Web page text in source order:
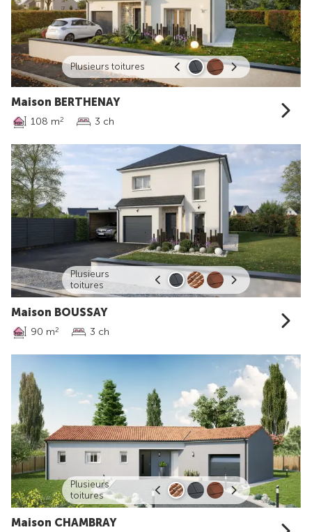
Maison BERTHENAY
108 m2 3 ch
Plusieurs toitures
Maison BOUSSAY
90 m2 3 ch
Plusieurs
toitures
Maison CHAMBRAY
Plusieurs
toitures